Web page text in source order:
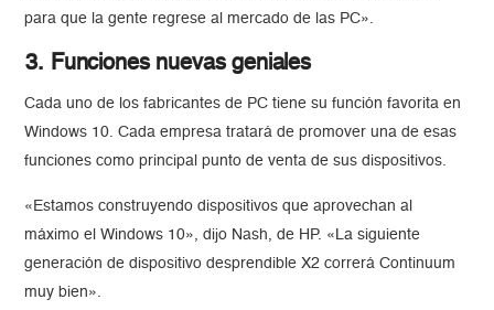
para que la gente regrese al mercado de las PC».
3. Funciones nuevas geniales
Cada uno de los fabricantes de PC tiene su función favorita en
Windows 10. Cada empresa tratará de promover una de esas
funciones como principal punto de venta de sus dispositivos.
«Estamos construyendo dispositivos que aprovechan al
máximo el Windows 10», dijo Nash, de HP. «La siguiente
generación de dispositivo desprendible X2 correrá Continuum
muy bien».